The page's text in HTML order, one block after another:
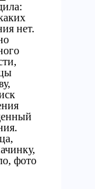
нет.
фото